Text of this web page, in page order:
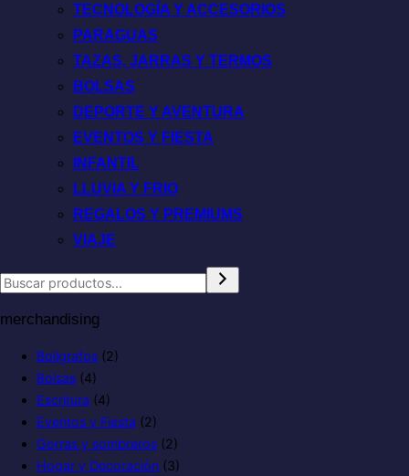
TECNOLOGÍA Y ACCESORIOS
PARAGUAS
TAZAS, JARRAS Y TERMOS
BOLSAS
DEPORTE Y AVENTURA
EVENTOS Y FIESTA
INFANTIL
LLUVIA Y FRIO
REGALOS Y PREMIUMS
VIAJE
merchandising
Boligrafos (2)
Bolsas (4)
Escritura (4)
Eventos y Fiesta (2)
Gorras y sombreros (2)
Hogar y Decoración (3)